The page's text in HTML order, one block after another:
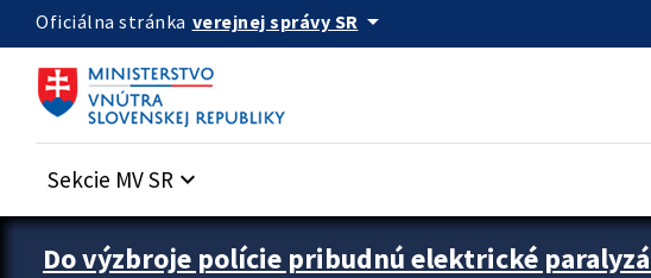
Preskocit na hlavný obsah
Oficiálna stránka verejnej správy SR arrow_drop_down
Sekcie MV SR keyboard_arrow_down
Zastavit automatický posun upútavok
Do výzbroje polície pribudnú elektrické